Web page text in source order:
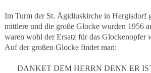
Im Turm der St. Ägidiuskirche in Hergisdorf
mittlere und die große Glocke wurden 1956
waren wohl der Ersatz für das Glockenopfer
Auf der großen Glocke findet man:
DANKET DEM HERRN DENN ER